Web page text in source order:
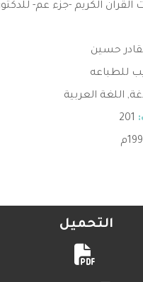
القرآن الكريم -جزء عم-
حسين
للطباعه
, اللغة العربية
201
التحميل